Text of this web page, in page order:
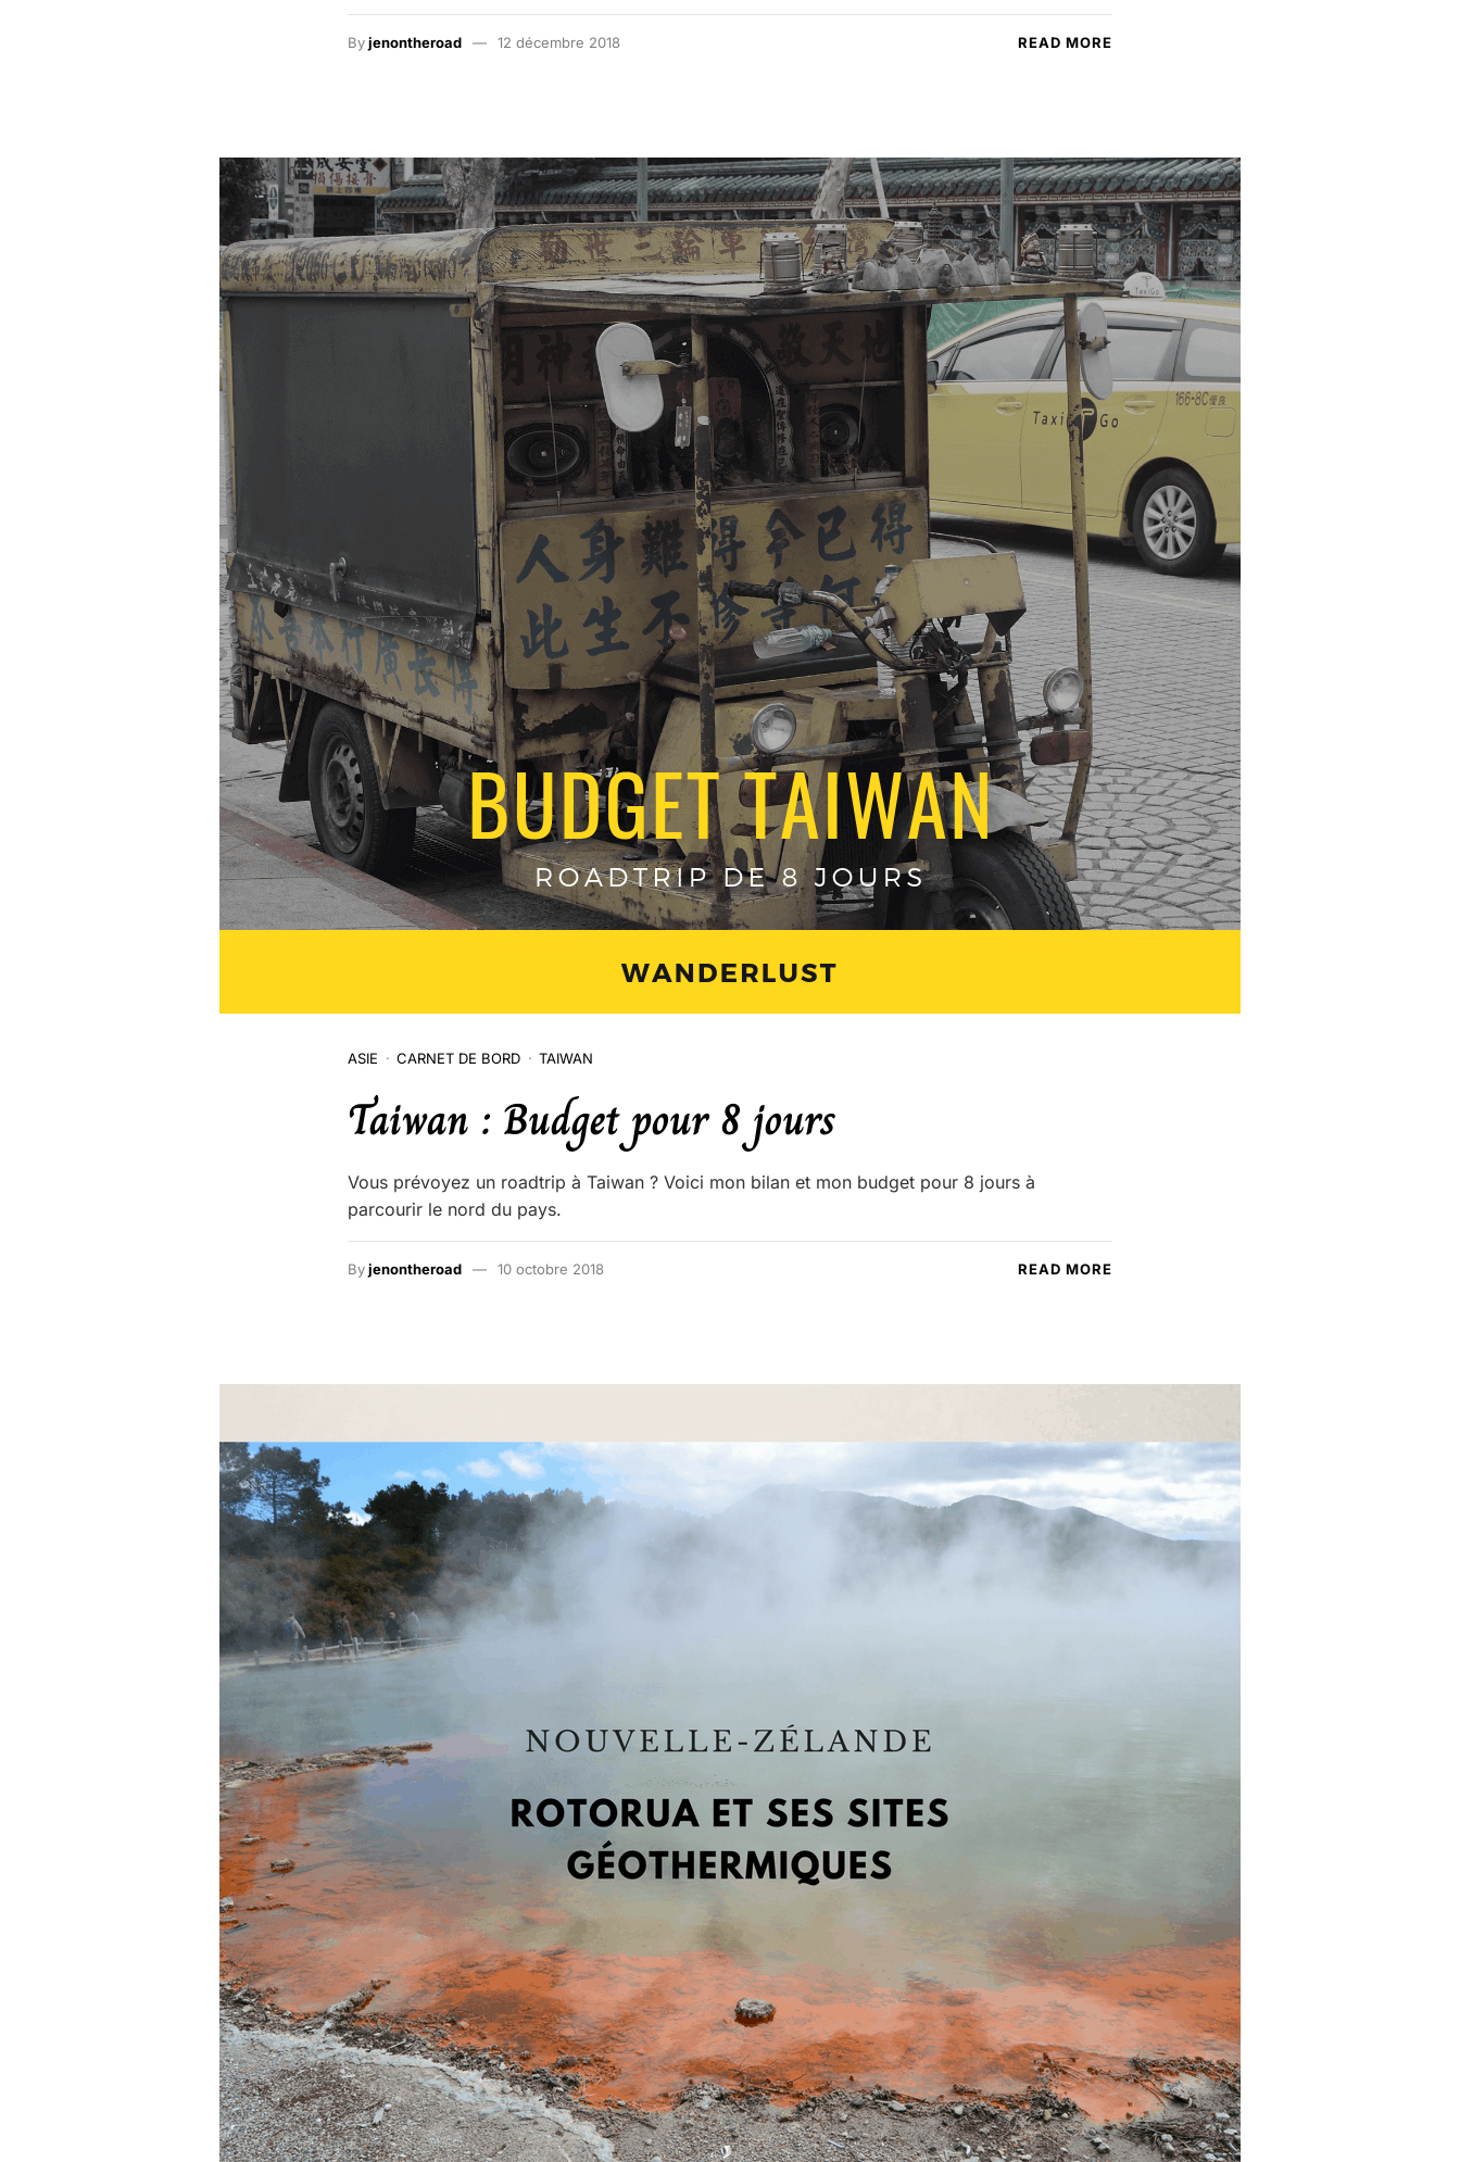
Byjenontheroad 12 décembre 2018 READ MORE
ASIE CARNET DE BORD TAIWAN
Taiwan : Budget pour 8 jours
Vous prévoyez un roadtrip à Taiwan ? Voici mon bilan et mon budget pour 8 jours à
parcourir le nord du pays.
Byjenontheroad 10 octobre 2018 READ MORE